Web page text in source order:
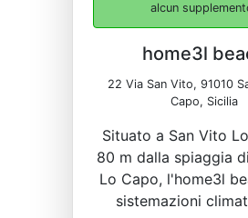
alcun
home3l
22 Via San Vito, 91010
Capo, Sicilia
Situato a San Vito
80 m dalla spiaggia
Lo Capo, l'home3l
sistemazioni